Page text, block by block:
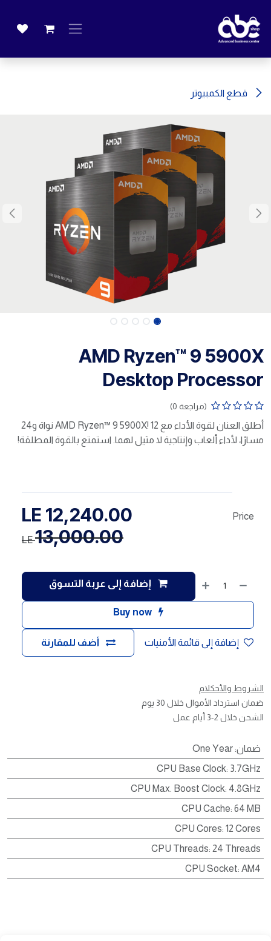
قطع الكمبيوتر
AMD Ryzen™ 9 5900X
Desktop Processor
(مراجعة 0)
أطلق العنان لقوة الأداء مع AMD Ryzen™ 9 5900X! 12 نواة و24
مسارًا، لأداء ألعاب وإنتاجية لا مثيل لهما. استمتع بالقوة المطلقة!
إضافة إلى عربة التسوق
Buy now
أضف للمقارنة إضافة إلى قائمة الأمنيات
Price
12,240.00
13,000.00
LE
الشروط والأحكلام
ضمان استرداد الأموال خلال 30 يوم
الشحن خلال 2-3 أيام عمل
ضمان:
One Year
CPU Base Clock: 3.7GHz
CPU Max. Boost Clock: 4.8GHz
CPU Cache:64 MB
CPU Cores:12 Cores
CPU Threads: 24 Threads
CPU Socket:AM4